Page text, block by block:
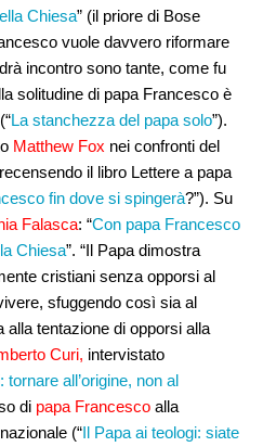
Chiesa” (il priore di Bose
vuole davvero riformare
incontro sono tante, come fu
solitudine di papa Francesco è
La stanchezza del papa solo”).
Matthew Fox nei confronti del
recensendo il libro Lettere a papa
fin dove si spingerà?”). Su
Falasca: “Con papa Francesco
Chiesa”. “Il Papa dimostra
cristiani senza opporsi al
sfuggendo così sia al
tentazione di opporsi alla
Curi, intervistato
tornare all’origine, non al
di papa Francesco alla
(“Il Papa ai teologi: siate